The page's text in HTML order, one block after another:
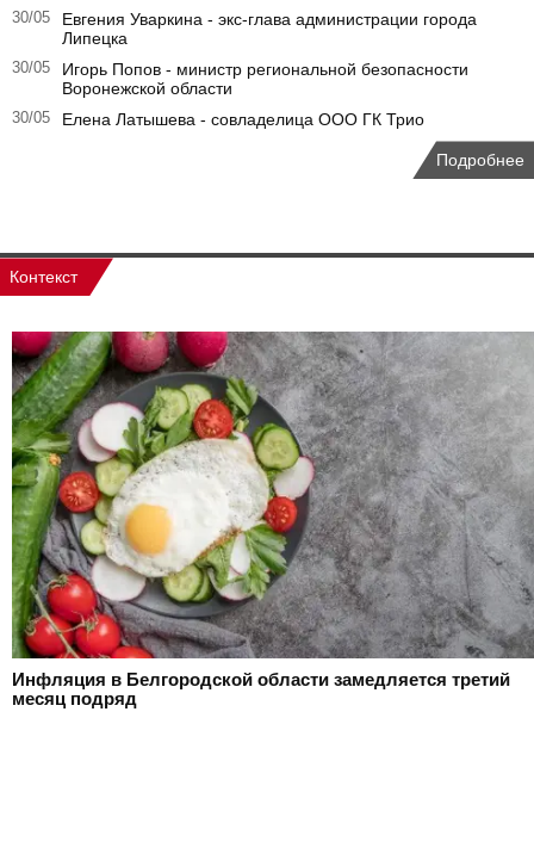
30/05
Евгения Уваркина - экс-глава администрации города
Липецка
30/05
Игорь Попов - министр региональной безопасности
Воронежской области
30/05 Елена Латышева - совладелица ООО ГК Трио
Подробнее
Контекст
Инфляция в Белгородской области замедляется третий
месяц подряд